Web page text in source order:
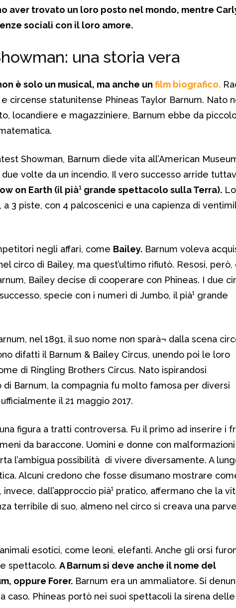
aver trovato un loro posto nel mondo, mentre
sociali con il loro amore.
una storia vera
è solo un musical, ma anche un film biografico.
circense statunitense Phineas Taylor Barnum. Nato
locandiere e magazziniere, Barnum ebbe da
Showman, Barnum diede vita all’American
volte da un incendio. Il vero successo arride
on Earth (il pià¹ grande spettacolo sulla Terra). Lo
3 piste, con 4 palcoscenici e una capienza di
negli affari, come Bailey. Barnum voleva
circo di Bailey, ma quest’ultimo rifiutò. Resosi, però,
Bailey decise di cooperare con Phineas. I due
specie con i numeri di Jumbo, il pià¹ grande
nel 1891, il suo nome non sparà¬ dalla scena
difatti il Barnum & Bailey Circus, unendo poi le loro
di Ringling Brothers Circus. Nato ispirandosi
di Barnum, la compagnia fu molto famosa per diversi
il 21 maggio 2017.
figura a tratti controversa. Fu il primo ad inserire i
da baraccone. Uomini e donne con malformazioni
l’ambigua possibilità di vivere diversamente. A
Alcuni credono che fosse disumano mostrare
dall’approccio pià¹ pratico, affermano che la
terribile di suo, almeno nel circo si creava una
esotici, come leoni, elefanti. Anche gli orsi
spettacolo. A Barnum si deve anche il nome del
oppure Forer. Barnum era un ammaliatore. Si
caso. Phineas portò nei suoi spettacoli la sirena delle